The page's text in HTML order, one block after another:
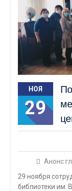
НОЯ
29
Анонс
29 ноября
библиотеки им.